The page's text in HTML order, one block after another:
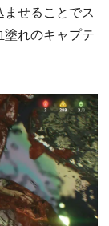
せることでス
れのキャプテ